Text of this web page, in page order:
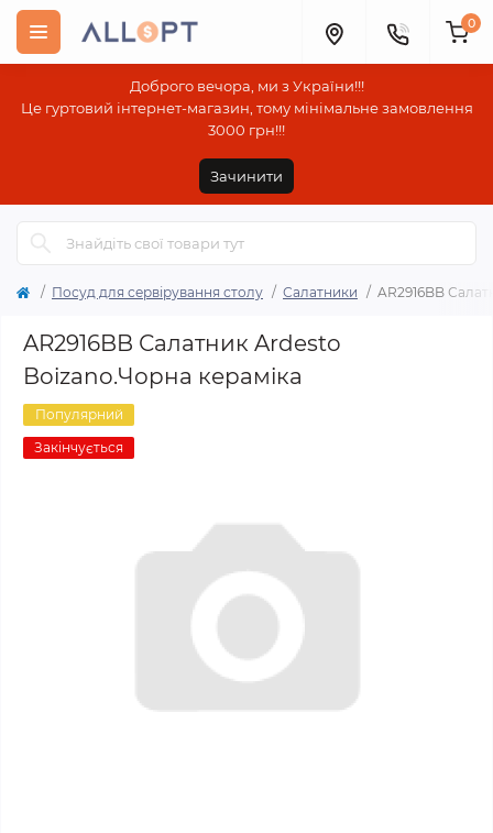
Доброго вечора, ми з України!!!
Це гуртовий інтернет-магазин, тому мінімальне замовлення
3000 грн!!!
Зачинити
0
Посуд для сервірування столу Салатники AR2916BB
AR2916BB Салатник Ardesto
Boizano.Чорна кераміка
Популярний
Закінчується